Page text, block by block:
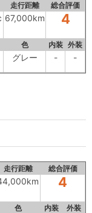
走行距離 総合評価
67,000km 4
色 内装 外装
グレー - -
走行距離 総合評価
4
色 内装 外装